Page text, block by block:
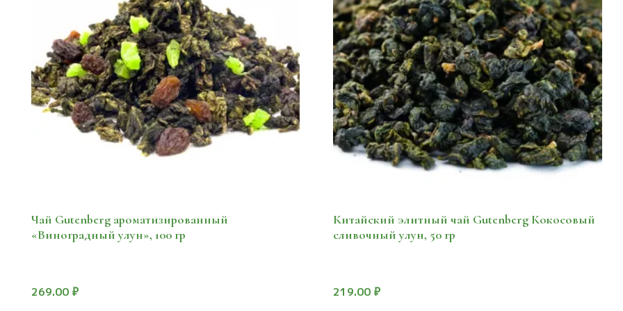
Чай Gutenberg ароматизированный
«Виноградный улун», 100 гр
269.00 ₽
Китайский элитный чай Gutenberg Кокосовый
сливочный улун, 50 гр
219.00₽